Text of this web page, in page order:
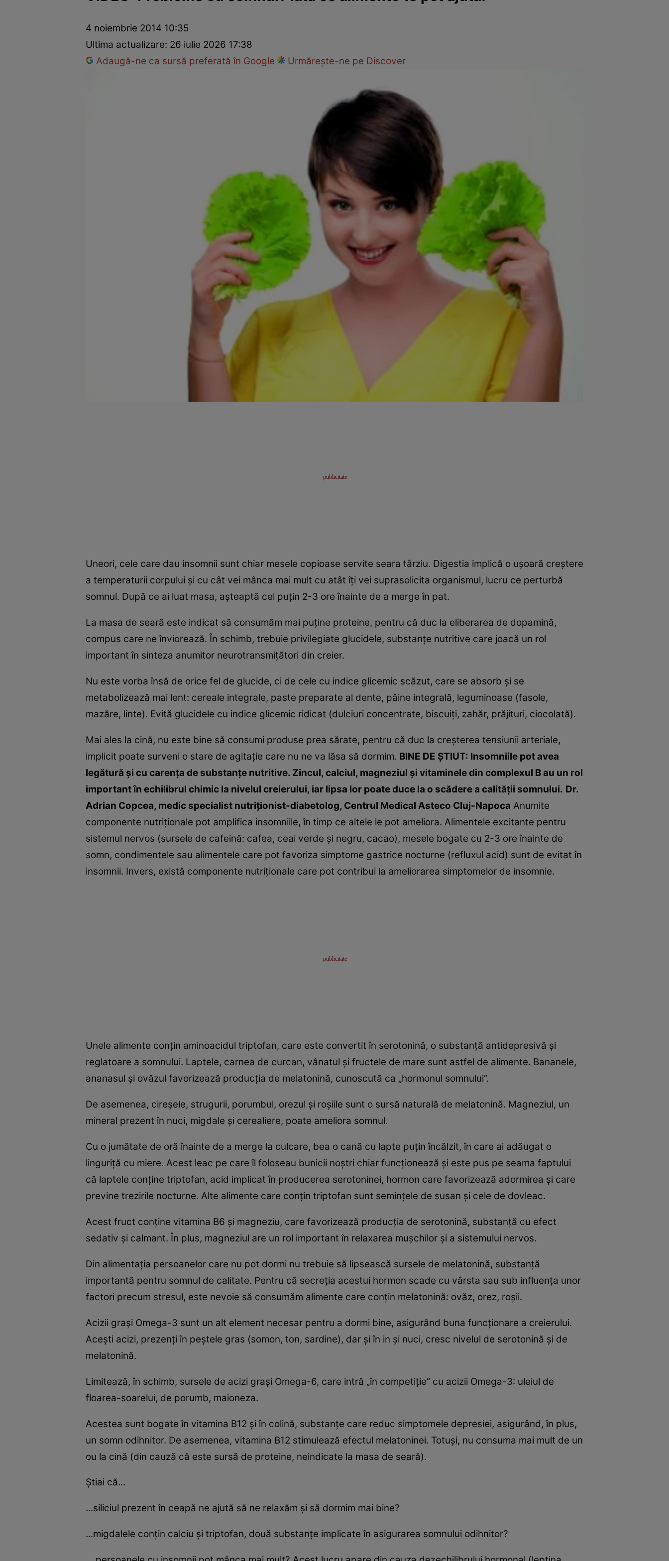
Prevenție și tratament Remedii naturisteMedicii răspund
4 noiembrie 2014 10:35
Ultima actualizare: 26 iulie 2026 17:38
Adaugă-ne ca sursă preferată în Google
Urmărește-ne pe Discover
Uneori, cele care dau insomnii sunt chiar mesele copioase servite seara târziu. Digestia implică o uşoară creştere
a temperaturii corpului şi cu cât vei mânca mai mult cu atât îţi vei suprasolicita organismul, lucru ce perturbă
somnul. După ce ai luat masa, aşteaptă cel puţin 2-3 ore înainte de a merge în pat.
La masa de seară este indicat să consumăm mai puţine proteine, pentru că duc la eliberarea de dopamină,
compus care ne înviorează. În schimb, trebuie privilegiate glucidele, substanţe nutritive care joacă un rol
important în sinteza anumitor neurotransmiţători din creier.
Nu este vorba însă de orice fel de glucide, ci de cele cu indice glicemic scăzut, care se absorb şi se
metabolizează mai lent: cereale integrale, paste preparate al dente, pâine integrală, leguminoase (fasole,
mazăre, linte). Evită glucidele cu indice glicemic ridicat (dulciuri concentrate, biscuiţi, zahăr, prăjituri, ciocolată).
Mai ales la cină, nu este bine să consumi produse prea sărate, pentru că duc la creşterea tensiunii arteriale,
implicit poate surveni o stare de agitaţie care nu ne va lăsa să dormim. BINE DE ŞTIUT: Insomniile pot avea
legătură şi cu carenţa de substanţe nutritive. Zincul, calciul, magneziul şi vitaminele din complexul B au un rol
important în echilibrul chimic la nivelul creierului, iar lipsa lor poate duce la o scădere a calităţii somnului. Dr.
Adrian Copcea, medic specialist nutriţionist-diabetolog, Centrul Medical Asteco Cluj-Napoca Anumite
componente nutriţionale pot amplifica insomniile, în timp ce altele le pot ameliora. Alimentele excitante pentru
sistemul nervos (sursele de cafeină: cafea, ceai verde şi negru, cacao), mesele bogate cu 2-3 ore înainte de
somn, condimentele sau alimentele care pot favoriza simptome gastrice nocturne (refluxul acid) sunt de evitat în
insomnii. Invers, există componente nutriţionale care pot contribui la ameliorarea simptomelor de insomnie.
Unele alimente conţin aminoacidul triptofan, care este convertit în serotonină, o substanţă antidepresivă şi
reglatoare a somnului. Laptele, carnea de curcan, vânatul şi fructele de mare sunt astfel de alimente. Bananele,
ananasul şi ovăzul favorizează producţia de melatonină, cunoscută ca „hormonul somnului”.
De asemenea, cireşele, strugurii, porumbul, orezul şi roşiile sunt o sursă naturală de melatonină. Magneziul, un
mineral prezent în nuci, migdale şi cerealiere, poate ameliora somnul.
Cu o jumătate de oră înainte de a merge la culcare, bea o cană cu lapte puţin încălzit, în care ai adăugat o
linguriţă cu miere. Acest leac pe care îl foloseau bunicii noştri chiar funcţionează şi este pus pe seama faptului
că laptele conţine triptofan, acid implicat în producerea serotoninei, hormon care favorizează adormirea şi care
previne trezirile nocturne. Alte alimente care conţin triptofan sunt seminţele de susan şi cele de dovleac.
Acest fruct conţine vitamina B6 şi magneziu, care favorizează producţia de serotonină, substanţă cu efect
sedativ şi calmant. În plus, magneziul are un rol important în relaxarea muşchilor şi a sistemului nervos.
Din alimentaţia persoanelor care nu pot dormi nu trebuie să lipsească sursele de melatonină, substanţă
importantă pentru somnul de calitate. Pentru că secreţia acestui hormon scade cu vârsta sau sub influenţa unor
factori precum stresul, este nevoie să consumăm alimente care conţin melatonină: ovăz, orez, roşii.
Acizii graşi Omega-3 sunt un alt element necesar pentru a dormi bine, asigurând buna funcţionare a creierului.
Aceşti acizi, prezenţi în peştele gras (somon, ton, sardine), dar şi în in şi nuci, cresc nivelul de serotonină şi de
melatonină.
Limitează, în schimb, sursele de acizi graşi Omega-6, care intră „în competiţie” cu acizii Omega-3: uleiul de
floarea-soarelui, de porumb, maioneza.
Acestea sunt bogate în vitamina B12 şi în colină, substanţe care reduc simptomele depresiei, asigurând, în plus,
un somn odihnitor. De asemenea, vitamina B12 stimulează efectul melatoninei. Totuşi, nu consuma mai mult de un
ou la cină (din cauză că este sursă de proteine, neindicate la masa de seară).
Ştiai că...
...siliciul prezent în ceapă ne ajută să ne relaxăm şi să dormim mai bine?
...migdalele conţin calciu şi triptofan, două substanţe implicate în asigurarea somnului odihnitor?